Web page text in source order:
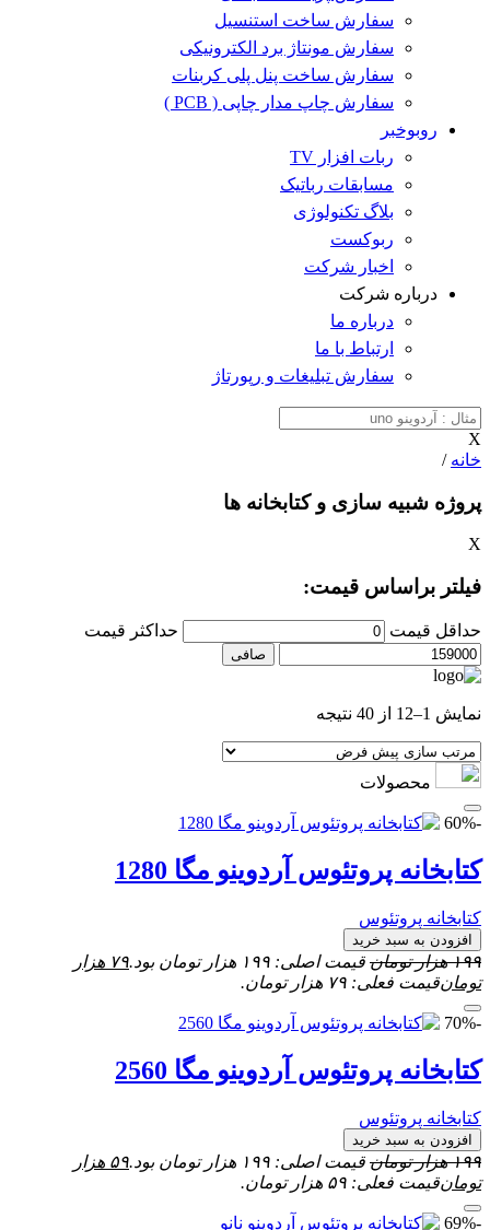
سفارش ساخت استنسیل
سفارش مونتاژ برد الکترونیکی
سفارش ساخت پنل پلی کربنات
سفارش چاپ مدار چاپی ( PCB )
روبوخبر
ربات افزار TV
مسابقات رباتیک
بلاگ تکنولوژی
ربوکست
اخبار شرکت
درباره شرکت
درباره ما
ارتباط با ما
سفارش تبلیغات و رپورتاژ
X
خانه /
پروژه شبیه سازی و کتابخانه ها
X
فیلتر براساس قیمت:
حداقل قیمت حداكثر قيمت
صافی
نمایش 1–12 از 40 نتیجه
محصولات
-60%
کتابخانه پروتئوس آردوینو مگا 1280
کتابخانه پروتئوس
افزودن به سبد خرید
۱۹۹ هزار تومان قیمت اصلی: ۱۹۹ هزار تومان بود. ۷۹ هزار
تومانقیمت فعلی: ۷۹ هزار تومان.
-70%
کتابخانه پروتئوس آردوینو مگا 2560
کتابخانه پروتئوس
افزودن به سبد خرید
۱۹۹ هزار تومان قیمت اصلی: ۱۹۹ هزار تومان بود. ۵۹ هزار
تومانقیمت فعلی: ۵۹ هزار تومان.
-69%